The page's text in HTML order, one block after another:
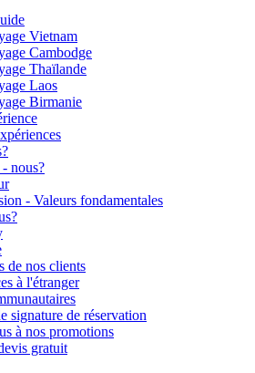
Vietnam
Cambodge
Thaïlande
Laos
Birmanie
nous?
- Valeurs fondamentales
de nos clients
à l'étranger
signature de réservation
à nos promotions
gratuit